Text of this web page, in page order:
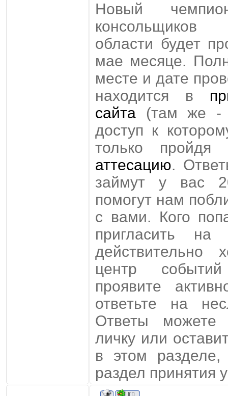
Новый
области будет
мае месяце.
месте и дате
находится в
сайта (там же -
доступ к
только пройдя
аттесацию.
займут у вас
помогут нам
с вами. Кого
пригласить
действительно
центр
проявите
ответьте на
Ответы
личку или
в этом
раздел принятия